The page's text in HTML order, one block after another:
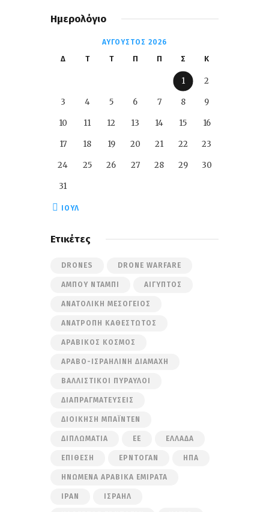
Ημερολόγιο
ΑΎΓΟΥΣΤΟΣ 2026
Δ Τ Τ Π Π Σ Κ
1 2
3 4 5 6 7 8 9
10 11 12 13 14 15 16
17 18 19 20 21 22 23
24 25 26 27 28 29 30
31
« ΙΟΎΛ
Ετικέτες
DRONES DRONE WARFARE
ΆΜΠΟΥ ΝΤΆΜΠΙ ΑΊΓΥΠΤΟΣ
ΑΝΑΤΟΛΙΚΉ ΜΕΣΌΓΕΙΟΣ
ΑΝΑΤΡΟΠΉ ΚΑΘΕΣΤΏΤΟΣ
ΑΡΑΒΙΚΌΣ ΚΌΣΜΟΣ
ΑΡΑΒΟ-ΙΣΡΑΗΛΙΝΉ ΔΙΑΜΆΧΗ
ΒΑΛΛΙΣΤΙΚΟΊ ΠΎΡΑΥΛΟΙ
ΔΙΑΠΡΑΓΜΑΤΕΎΣΕΙΣ
ΔΙΟΊΚΗΣΗ ΜΠΆΙΝΤΕΝ
ΔΙΠΛΩΜΑΤΊΑ ΕΕ ΕΛΛΆΔΑ
ΕΠΊΘΕΣΗ ΕΡΝΤΟΓΆΝ ΗΠΑ
ΗΝΩΜΈΝΑ ΑΡΑΒΙΚΆ ΕΜΙΡΆΤΑ
ΙΡΆΝ ΙΣΡΑΉΛ